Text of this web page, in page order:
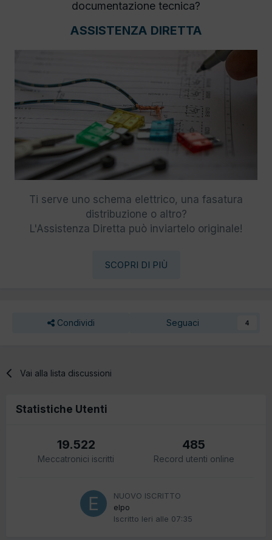
documentazione tecnica?
ASSISTENZA DIRETTA
Ti serve uno schema elettrico, una fasatura
distribuzione o altro?
L'Assistenza Diretta può inviartelo originale!
SCOPRI DI PIÙ
Condividi Seguaci 4
Vai alla lista discussioni
Statistiche Utenti
19.522
Meccatronici iscritti
485
Record utenti online
NUOVO ISCRITTO
elpo
Iscritto Ieri alle 07:35